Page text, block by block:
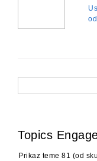
Topics
Prikaz teme 81 (od